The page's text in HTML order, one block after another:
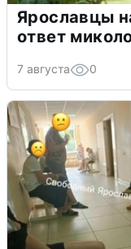
Ярославцы
ответ
7 августа 0